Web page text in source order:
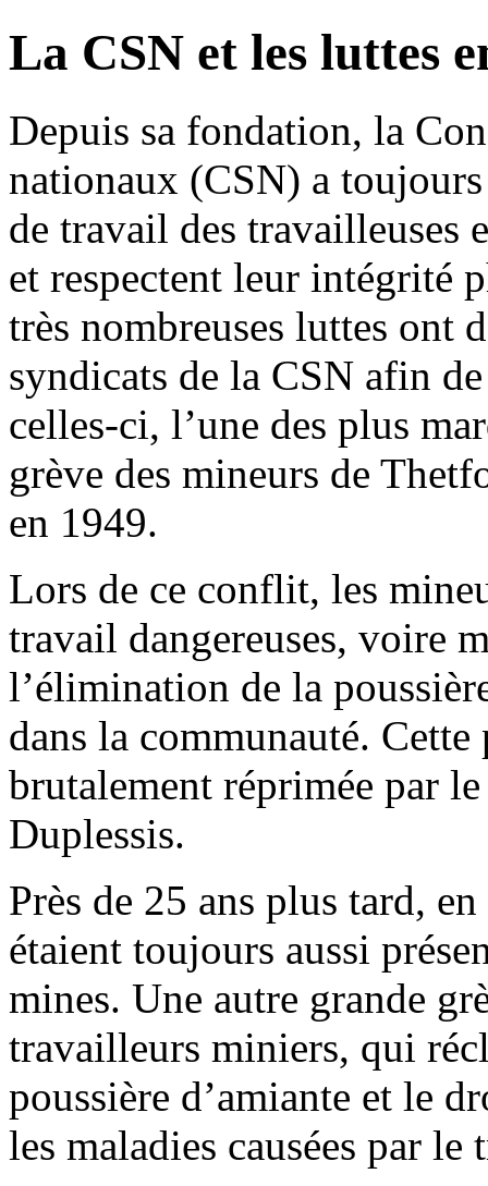
La CSN et les luttes
Depuis sa fondation, la
nationaux (CSN) a
de travail des travailleuses
et respectent leur intégrité
très nombreuses luttes ont
syndicats de la CSN afin
celles-ci, l’une des plus
grève des mineurs de
en 1949.
Lors de ce conflit, les
travail dangereuses, voire
l’élimination de la
dans la communauté.
brutalement réprimée par
Duplessis.
Près de 25 ans plus tard,
étaient toujours aussi
mines. Une autre grande
travailleurs miniers, qui
poussière d’amiante et le
les maladies causées par le